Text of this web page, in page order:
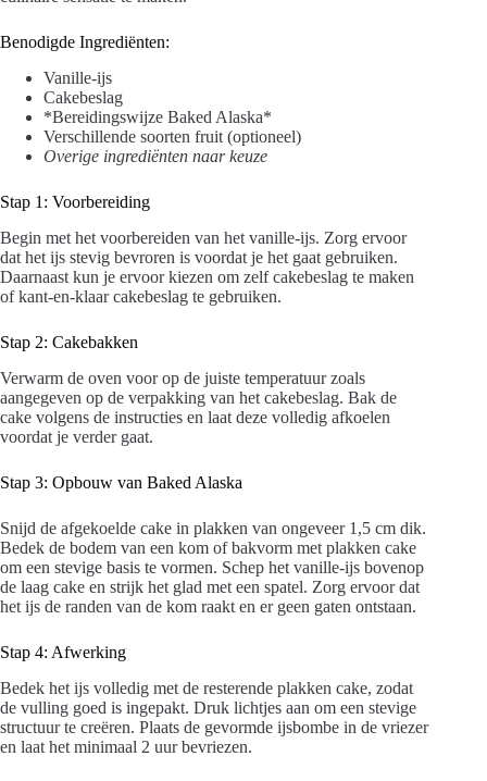
Benodigde Ingrediënten:
Vanille-ijs
Cakebeslag
*Bereidingswijze Baked Alaska*
Verschillende soorten fruit (optioneel)
Overige ingrediënten naar keuze
Stap 1: Voorbereiding
Begin met het voorbereiden van het vanille-ijs. Zorg ervoor
dat het ijs stevig bevroren is voordat je het gaat gebruiken.
Daarnaast kun je ervoor kiezen om zelf cakebeslag te maken
of kant-en-klaar cakebeslag te gebruiken.
Stap 2: Cakebakken
Verwarm de oven voor op de juiste temperatuur zoals
aangegeven op de verpakking van het cakebeslag. Bak de
cake volgens de instructies en laat deze volledig afkoelen
voordat je verder gaat.
Stap 3: Opbouw van Baked Alaska
Snijd de afgekoelde cake in plakken van ongeveer 1,5 cm dik.
Bedek de bodem van een kom of bakvorm met plakken cake
om een stevige basis te vormen. Schep het vanille-ijs bovenop
de laag cake en strijk het glad met een spatel. Zorg ervoor dat
het ijs de randen van de kom raakt en er geen gaten ontstaan.
Stap 4: Afwerking
Bedek het ijs volledig met de resterende plakken cake, zodat
de vulling goed is ingepakt. Druk lichtjes aan om een stevige
structuur te creëren. Plaats de gevormde ijsbombe in de vriezer
en laat het minimaal 2 uur bevriezen.